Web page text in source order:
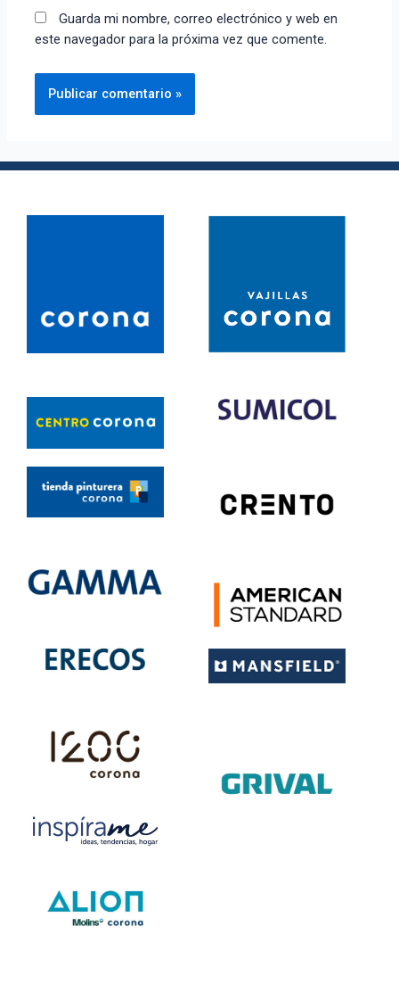
Guarda mi nombre, correo electrónico y web en
este navegador para la próxima vez que comente.